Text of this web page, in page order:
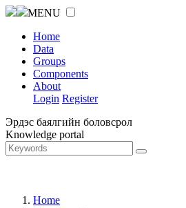
MENU
Home
Data
Groups
Components
About
Login Register
Эрдэс баялгийн боловсрол
Knowledge portal
Home